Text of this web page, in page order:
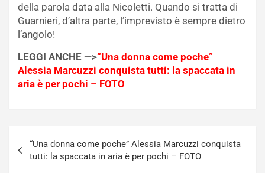
della parola data alla Nicoletti. Quando si tratta di
Guarnieri, d’altra parte, l’imprevisto è sempre dietro
l’angolo!
LEGGI ANCHE —>“Una donna come poche”
Alessia Marcuzzi conquista tutti: la spaccata in
aria è per pochi – FOTO
articoli
“Una donna come poche” Alessia Marcuzzi conquista
tutti: la spaccata in aria è per pochi – FOTO